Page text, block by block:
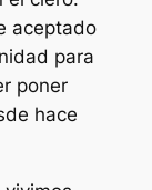
aceptado
para
poner
hace